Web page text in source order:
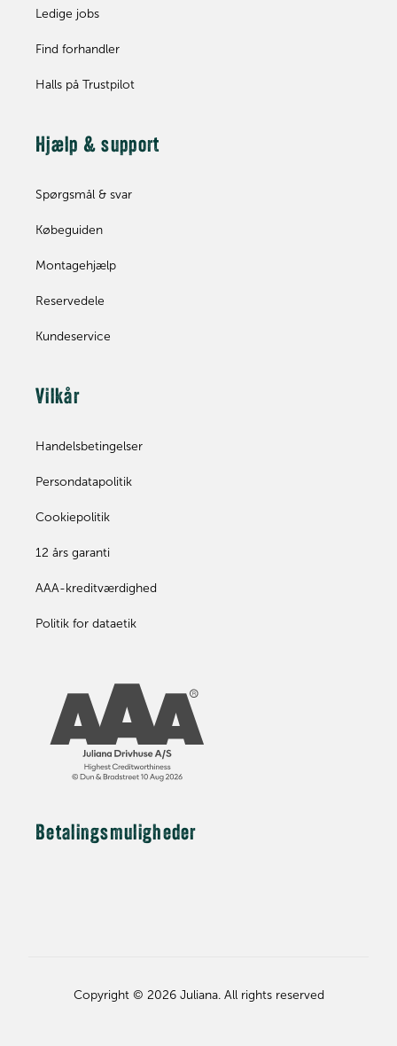
Ledige jobs
Find forhandler
Halls på Trustpilot
Hjælp & support
Spørgsmål & svar
Købeguiden
Montagehjælp
Reservedele
Kundeservice
Vilkår
Handelsbetingelser
Persondatapolitik
Cookiepolitik
12 års garanti
AAA-kreditværdighed
Politik for dataetik
Betalingsmuligheder
Copyright © 2026 Juliana. All rights reserved